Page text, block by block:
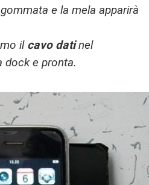
e la mela apparirà
il cavo datinel
dock e pronta.